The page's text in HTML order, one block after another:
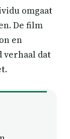
omgaat
De film
en
verhaal dat